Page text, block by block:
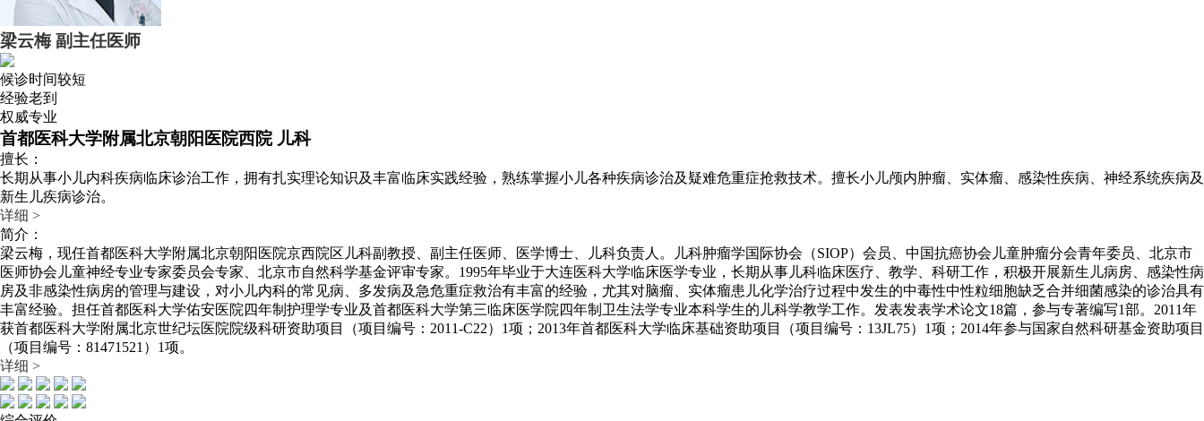
梁云梅副主任医师
候诊时间较短
经验老到
权威专业
首都医科大学附属北京朝阳医院西院 儿科
擅长：
长期从事小儿内科疾病临床诊治工作，拥有扎实理论知识及丰富临床实践经验，熟练掌握小儿各种疾病诊治及疑难危重症抢救技术。擅长小儿颅内肿瘤、实体瘤、感染性疾病、神经系统疾病及
新生儿疾病诊治。
详细 >
简介：
梁云梅，现任首都医科大学附属北京朝阳医院京西院区儿科副教授、副主任医师、医学博士、儿科负责人。儿科肿瘤学国际协会（SIOP）会员、中国抗癌协会儿童肿瘤分会青年委员、北京市
医师协会儿童神经专业专家委员会专家、北京市自然科学基金评审专家。1995年毕业于大连医科大学临床医学专业，长期从事儿科临床医疗、教学、科研工作，积极开展新生儿病房、感染性病
房及非感染性病房的管理与建设，对小儿内科的常见病、多发病及急危重症救治有丰富的经验，尤其对脑瘤、实体瘤患儿化学治疗过程中发生的中毒性中性粒细胞缺乏合并细菌感染的诊治具有
丰富经验。担任首都医科大学佑安医院四年制护理学专业及首都医科大学第三临床医学院四年制卫生法学专业本科学生的儿科学教学工作。发表发表学术论文18篇，参与专著编写1部。2011年
获首都医科大学附属北京世纪坛医院院级科研资助项目（项目编号：2011-C22）1项；2013年首都医科大学临床基础资助项目（项目编号：13JL75）1项；2014年参与国家自然科研基金资助项目
（项目编号：81471521）1项。
详细 >